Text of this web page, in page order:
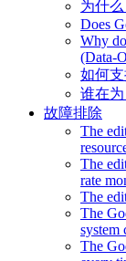
为什
Does
Why
(Data-
如何支
谁在为
故障排除
The
The
rate
The
The
system
The